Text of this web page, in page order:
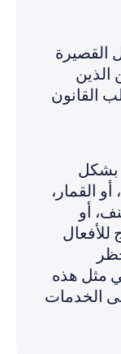
القصيرة
الذين
القانون
تحظر شركة Limited ITACWT بشكل
القمار،
أو
للأفعال
مثل هذه
الخدمات